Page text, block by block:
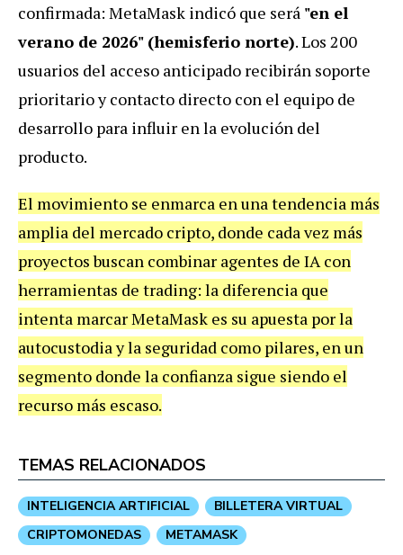
confirmada: MetaMask indicó que será "en el
verano de 2026" (hemisferio norte). Los 200
usuarios del acceso anticipado recibirán soporte
prioritario y contacto directo con el equipo de
desarrollo para influir en la evolución del
producto.
El movimiento se enmarca en una tendencia más
amplia del mercado cripto, donde cada vez más
proyectos buscan combinar agentes de IA con
herramientas de trading: la diferencia que
intenta marcar MetaMask es su apuesta por la
autocustodia y la seguridad como pilares, en un
segmento donde la confianza sigue siendo el
recurso más escaso.
TEMAS RELACIONADOS
INTELIGENCIA ARTIFICIAL
BILLETERA VIRTUAL
CRIPTOMONEDAS
METAMASK